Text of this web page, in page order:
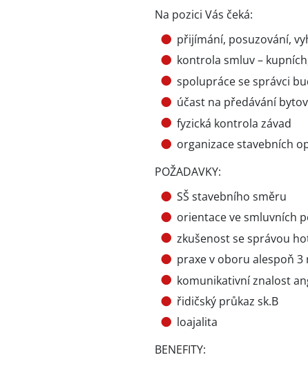
Na pozici Vás čeká:
přijímání, posuzování,
kontrola smluv –
spolupráce se správci
účast na předávání
fyzická kontrola závad
organizace stavebních
POŽADAVKY:
SŠ stavebního směru
orientace ve smluvních
zkušenost se správou
praxe v oboru alespoň 3
komunikativní znalost
řidičský průkaz sk.B
loajalita
BENEFITY: